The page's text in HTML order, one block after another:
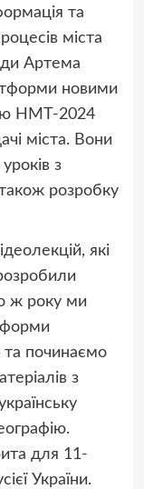
та
міста
Артема
новими
НМТ-2024
міста. Вони
з
розробку
які
ж року ми
починаємо
з
для 11-
України.